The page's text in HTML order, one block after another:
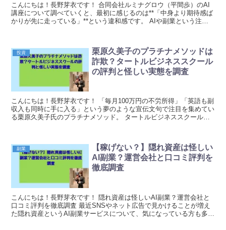
こんにちは！長野芽衣です！ 合同会社ルミナグロウ（平間歩）のAI
講座について調べていくと、最初に感じるのは**「中身より期待感ば
かりが先に走っている」**という違和感です。 AIや副業という注目
投資
栗原久美子のプラチナメソッドは
詐欺？タートルビジネススクール
の評判と怪しい実態を調査
こんにちは！長野芽衣です！ 「毎月100万円の不労所得」「英語も副
収入も同時に手に入る」という夢のような宣伝文句で注目を集めてい
る栗原久美子氏のプラチナメソッド。 タートルビジネススクールが
副業
【稼げない？】隠れ資産は怪しい
AI副業？運営会社と口コミ評判を
徹底調査
こんにちは！長野芽衣です！ 隠れ資産は怪しいAI副業？運営会社と
口コミ評判を徹底調査 最近SNSやネット広告で見かけることが増え
た隠れ資産というAI副業サービスについて、気になっている方も多い